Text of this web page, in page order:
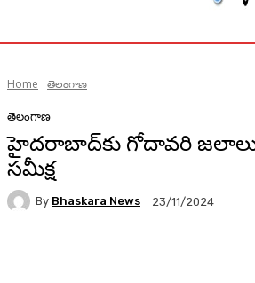
Home తెలంగాణ
తెలంగాణ
హైదరాబాద్‌కు గోదావరి జలాలు
సమీక్ష
By Bhaskara News 23/11/2024